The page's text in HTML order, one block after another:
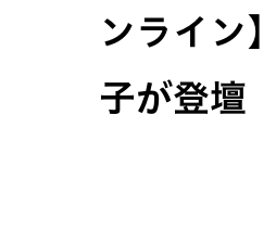
ンライン
子が登壇